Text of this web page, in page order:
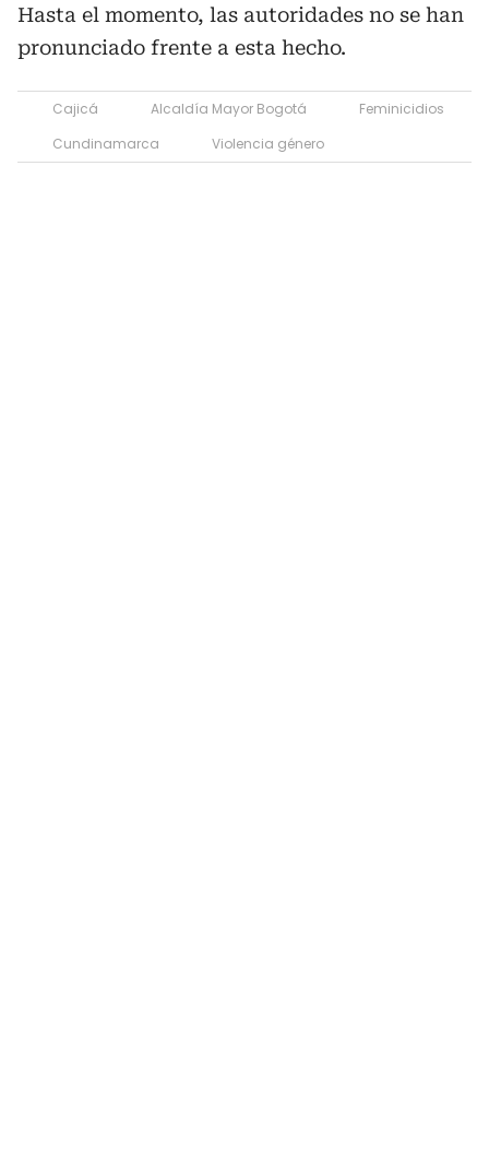
Hasta el momento, las autoridades no se han
pronunciado frente a esta hecho.
Cajicá Alcaldía Mayor Bogotá
Feminicidios
Cundinamarca
Violencia género